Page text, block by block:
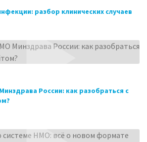
разбор клинических случаев
России: как разобраться с